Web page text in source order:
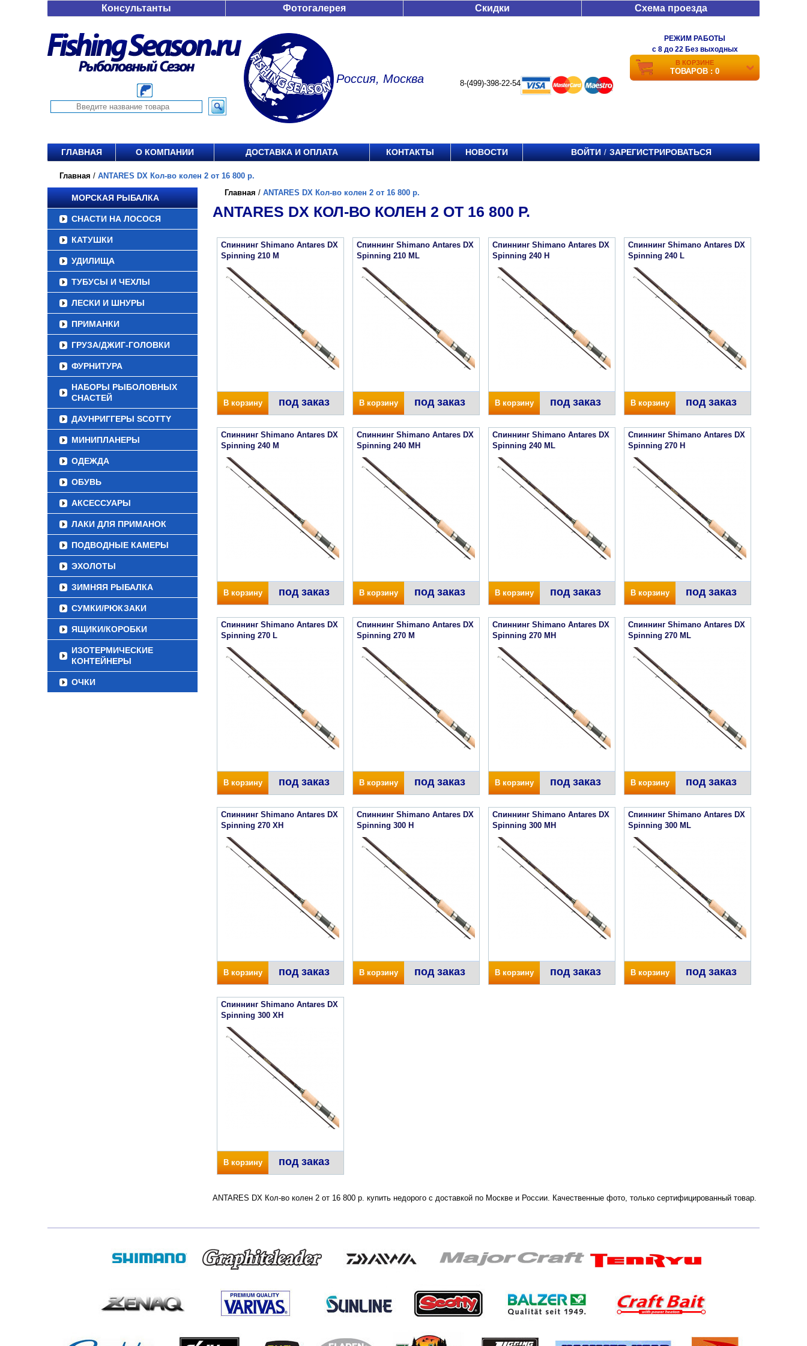
Консультанты Фотогалерея Скидки Схема проезда
Россия, Москва 8-(499)-398-22-54
РЕЖИМ РАБОТЫ
c 8 до 22 Без выходных
В КОРЗИНЕ
ТОВАРОВ : 0
ГЛАВНАЯ О КОМПАНИИ ДОСТАВКА И ОПЛАТА КОНТАКТЫ НОВОСТИ ВОЙТИ / ЗАРЕГИСТРИРОВАТЬСЯ
Главная / ANTARES DX Кол-во колен 2 от 16 800 р.
МОРСКАЯ РЫБАЛКА
СНАСТИ НА ЛОСОСЯ
КАТУШКИ
УДИЛИЩА
ТУБУСЫ И ЧЕХЛЫ
ЛЕСКИ И ШНУРЫ
ПРИМАНКИ
ГРУЗА/ДЖИГ-ГОЛОВКИ
ФУРНИТУРА
НАБОРЫ РЫБОЛОВНЫХ
СНАСТЕЙ
ДАУНРИГГЕРЫ SCOTTY
МИНИПЛАНЕРЫ
ОДЕЖДА
ОБУВЬ
АКСЕССУАРЫ
ЛАКИ ДЛЯ ПРИМАНОК
ПОДВОДНЫЕ КАМЕРЫ
ЭХОЛОТЫ
ЗИМНЯЯ РЫБАЛКА
СУМКИ/РЮКЗАКИ
ЯЩИКИ/КОРОБКИ
ИЗОТЕРМИЧЕСКИЕ
КОНТЕЙНЕРЫ
ОЧКИ
Главная / ANTARES DX Кол-во колен 2 от 16 800 р.
ANTARES DX КОЛ-ВО КОЛЕН 2 ОТ 16 800 Р.
Спиннинг Shimano Antares DX
Spinning 210 M
В корзину под заказ
Спиннинг Shimano Antares DX
Spinning 210 ML
В корзину под заказ
Спиннинг Shimano Antares DX
Spinning 240 H
В корзину под заказ
Спиннинг Shimano Antares DX
Spinning 240 L
В корзину под заказ
Спиннинг Shimano Antares DX
Spinning 240 M
В корзину под заказ
Спиннинг Shimano Antares DX
Spinning 240 MH
В корзину под заказ
Спиннинг Shimano Antares DX
Spinning 240 ML
В корзину под заказ
Спиннинг Shimano Antares DX
Spinning 270 H
В корзину под заказ
Спиннинг Shimano Antares DX
Spinning 270 L
В корзину под заказ
Спиннинг Shimano Antares DX
Spinning 270 M
В корзину под заказ
Спиннинг Shimano Antares DX
Spinning 270 MH
В корзину под заказ
Спиннинг Shimano Antares DX
Spinning 270 ML
В корзину под заказ
Спиннинг Shimano Antares DX
Spinning 270 XH
В корзину под заказ
Спиннинг Shimano Antares DX
Spinning 300 H
В корзину под заказ
Спиннинг Shimano Antares DX
Spinning 300 MH
В корзину под заказ
Спиннинг Shimano Antares DX
Spinning 300 ML
В корзину под заказ
Спиннинг Shimano Antares DX
Spinning 300 XH
В корзину под заказ
ANTARES DX Кол-во колен 2 от 16 800 р. купить недорого с доставкой по Москве и России. Качественные фото, только сертифицированный товар.